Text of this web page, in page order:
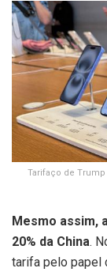
Tarifaço de
Mesmo assim,
20% da China.
tarifa pelo papel